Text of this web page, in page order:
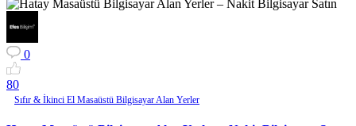
0
80
Sıfır & İkinci El Masaüstü Bilgisayar Alan Yerler